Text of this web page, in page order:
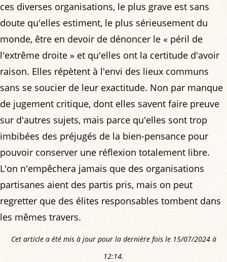
ces diverses organisations, le plus grave est sans
doute qu'elles estiment, le plus sérieusement du
monde, être en devoir de dénoncer le « péril de
l'extrême droite » et qu'elles ont la certitude d'avoir
raison. Elles répètent à l'envi des lieux communs
sans se soucier de leur exactitude. Non par manque
de jugement critique, dont elles savent faire preuve
sur d'autres sujets, mais parce qu'elles sont trop
imbibées des préjugés de la bien-pensance pour
pouvoir conserver une réflexion totalement libre.
L'on n'empêchera jamais que des organisations
partisanes aient des partis pris, mais on peut
regretter que des élites responsables tombent dans
les mêmes travers.
Cet article a été mis à jour pour la dernière fois le 15/07/2024 à
12:14.